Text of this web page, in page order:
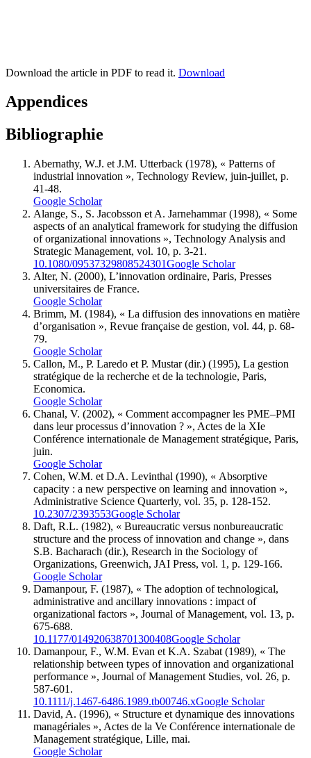
Download the article in PDF to read it. Download
Appendices
Bibliographie
Abernathy, W.J. et J.M. Utterback (1978), « Patterns of
industrial innovation », Technology Review, juin-juillet, p.
41-48.
Google Scholar
Alange, S., S. Jacobsson et A. Jarnehammar (1998), « Some
aspects of an analytical framework for studying the diffusion
of organizational innovations », Technology Analysis and
Strategic Management, vol. 10, p. 3-21.
10.1080/09537329808524301Google Scholar
Alter, N. (2000), L’innovation ordinaire, Paris, Presses
universitaires de France.
Google Scholar
Brimm, M. (1984), « La diffusion des innovations en matière
d’organisation », Revue française de gestion, vol. 44, p. 68-
79.
Google Scholar
Callon, M., P. Laredo et P. Mustar (dir.) (1995), La gestion
stratégique de la recherche et de la technologie, Paris,
Economica.
Google Scholar
Chanal, V. (2002), « Comment accompagner les PME–PMI
dans leur processus d’innovation ? », Actes de la XIe
Conférence internationale de Management stratégique, Paris,
juin.
Google Scholar
Cohen, W.M. et D.A. Levinthal (1990), « Absorptive
capacity : a new perspective on learning and innovation »,
Administrative Science Quarterly, vol. 35, p. 128-152.
10.2307/2393553Google Scholar
Daft, R.L. (1982), « Bureaucratic versus nonbureaucratic
structure and the process of innovation and change », dans
S.B. Bacharach (dir.), Research in the Sociology of
Organizations, Greenwich, JAI Press, vol. 1, p. 129-166.
Google Scholar
Damanpour, F. (1987), « The adoption of technological,
administrative and ancillary innovations : impact of
organizational factors », Journal of Management, vol. 13, p.
675-688.
10.1177/014920638701300408Google Scholar
Damanpour, F., W.M. Evan et K.A. Szabat (1989), « The
relationship between types of innovation and organizational
performance », Journal of Management Studies, vol. 26, p.
587-601.
10.1111/j.1467-6486.1989.tb00746.xGoogle Scholar
David, A. (1996), « Structure et dynamique des innovations
managériales », Actes de la Ve Conférence internationale de
Management stratégique, Lille, mai.
Google Scholar